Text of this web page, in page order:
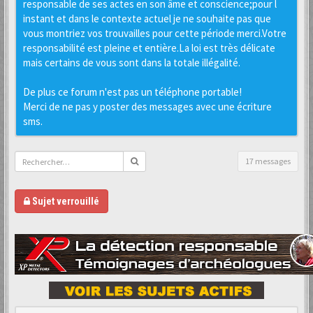
responsable de ses actes en son âme et conscience;pour l
instant et dans le contexte actuel je ne souhaite pas que
vous montriez vos trouvailles pour cette période merci.Votre
responsabilité est pleine et entière.La loi est très délicate
mais certains de vous sont dans la totale illégalité.
De plus ce forum n'est pas un téléphone portable!
Merci de ne pas y poster des messages avec une écriture
sms.
17 messages
Sujet verrouillé